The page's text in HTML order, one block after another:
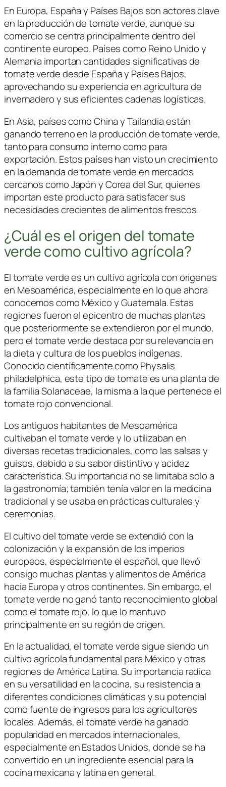
En Europa, España y Países Bajos son actores clave
en la producción de tomate verde, aunque su
comercio se centra principalmente dentro del
continente europeo. Países como Reino Unido y
Alemania importan cantidades significativas de
tomate verde desde España y Países Bajos,
aprovechando su experiencia en agricultura de
invernadero y sus eficientes cadenas logísticas.
En Asia, países como China y Tailandia están
ganando terreno en la producción de tomate verde,
tanto para consumo interno como para
exportación. Estos países han visto un crecimiento
en la demanda de tomate verde en mercados
cercanos como Japón y Corea del Sur, quienes
importan este producto para satisfacer sus
necesidades crecientes de alimentos frescos.
¿Cuál es el origen del tomate
verde como cultivo agrícola?
El tomate verde es un cultivo agrícola con orígenes
en Mesoamérica, especialmente en lo que ahora
conocemos como México y Guatemala. Estas
regiones fueron el epicentro de muchas plantas
que posteriormente se extendieron por el mundo,
pero el tomate verde destaca por su relevancia en
la dieta y cultura de los pueblos indígenas.
Conocido científicamente como Physalis
philadelphica, este tipo de tomate es una planta de
la familiaSolanaceae, la misma a la que pertenece el
tomate rojo convencional.
Los antiguos habitantes de Mesoamérica
cultivaban el tomate verde y lo utilizaban en
diversas recetas tradicionales, como las salsas y
guisos, debido a su sabor distintivo y acidez
característica. Su importancia no se limitaba solo a
la gastronomía; también tenía valor en la medicina
tradicional y se usaba en prácticas culturales y
ceremonias.
El cultivo del tomate verde se extendió con la
colonización y la expansión de los imperios
europeos, especialmente el español, que llevó
consigo muchas plantas y alimentos de América
hacia Europa y otros continentes. Sin embargo, el
tomate verde no ganó tanto reconocimiento global
como el tomate rojo, lo que lo mantuvo
principalmente en su región de origen.
En la actualidad, el tomate verde sigue siendo un
cultivo agrícola fundamental para México y otras
regiones de América Latina. Su importancia radica
en su versatilidad en la cocina, su resistencia a
diferentes condiciones climáticas y su potencial
como fuente de ingresos para los agricultores
locales. Además, el tomate verde ha ganado
popularidad en mercados internacionales,
especialmente en Estados Unidos, donde se ha
convertido en un ingrediente esencial para la
cocina mexicana y latina en general.